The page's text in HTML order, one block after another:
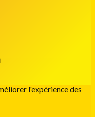
l'expérience des